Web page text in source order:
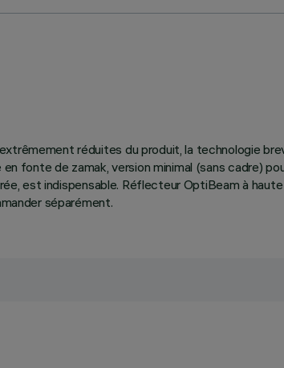
réduites du produit, la technologie
fonte de zamak, version minimal (sans cadre)
est indispensable. Réflecteur OptiBeam à
séparément.